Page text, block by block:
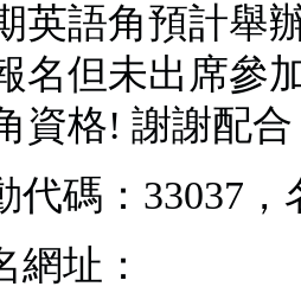
英語角預計舉
名但未出席參
資格! 謝謝配合
代碼：33037
網址：